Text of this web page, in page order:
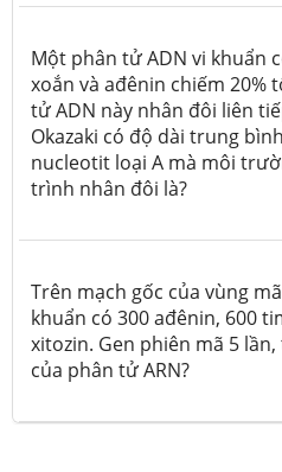
Một phân tử ADN vi khuẩn
xoắn và ađênin chiếm 20%
tử ADN này nhân đôi liên
Okazaki có độ dài trung
nucleotit loại A mà môi
trình nhân đôi là?
Trên mạch gốc của vùng
khuẩn có 300 ađênin, 600
xitozin. Gen phiên mã 5
của phân tử ARN?